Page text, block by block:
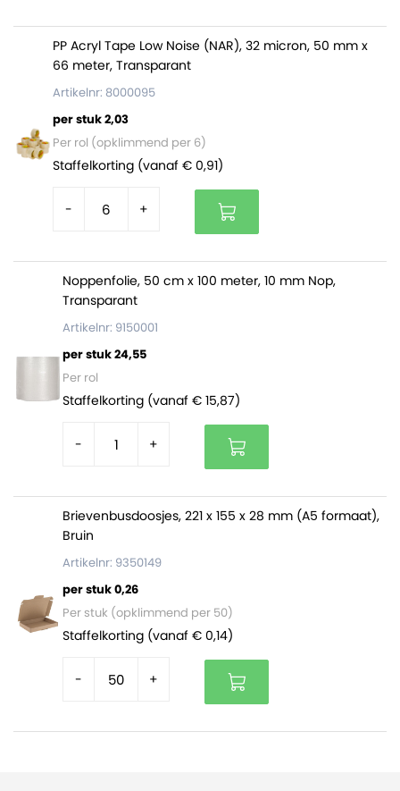
De enveloppen zijn per 25 stuks gebundeld. Op een
volle pallet zitten 1800 stuks (= 72 bundels).
PP Acryl Tape Low Noise (NAR), 32 micron, 50 mm x
66 meter, Transparant
Artikelnr: 8000095
per stuk 2,03
Per rol (opklimmend per 6)
Staffelkorting (vanaf € 0,91)
- +
Noppenfolie, 50 cm x 100 meter, 10 mm Nop,
Transparant
Artikelnr: 9150001
per stuk 24,55
Per rol
Staffelkorting (vanaf € 15,87)
- +
Brievenbusdoosjes, 221 x 155 x 28 mm (A5 formaat),
Bruin
Artikelnr: 9350149
per stuk 0,26
Per stuk (opklimmend per 50)
Staffelkorting (vanaf € 0,14)
- +